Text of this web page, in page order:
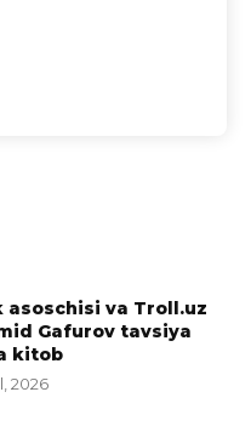
va Troll.uz
Gafurov tavsiya
kitob
2026